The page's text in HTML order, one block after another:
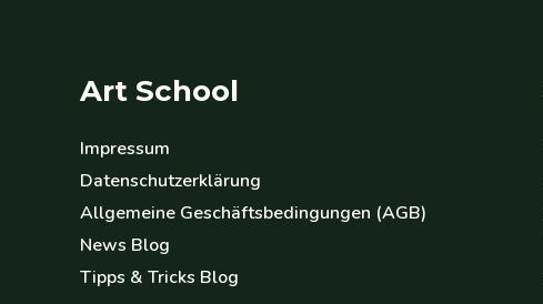
Art School
Impressum
Datenschutzerklärung
Allgemeine Geschäftsbedingungen (AGB)
News Blog
Tipps & Tricks Blog